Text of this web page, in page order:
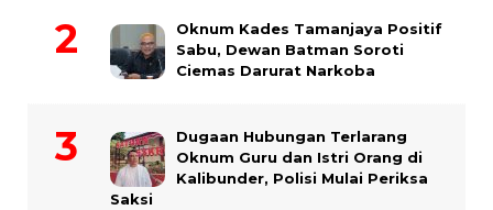
Oknum Kades Tamanjaya Positif
Sabu, Dewan Batman Soroti
Ciemas Darurat Narkoba
Dugaan Hubungan Terlarang
Oknum Guru dan Istri Orang di
Kalibunder, Polisi Mulai Periksa
Saksi